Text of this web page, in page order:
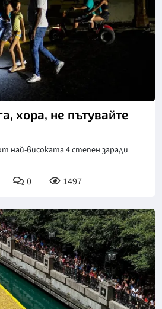
хора, не пътувайте
най-високата 4 степен заради
0 1497